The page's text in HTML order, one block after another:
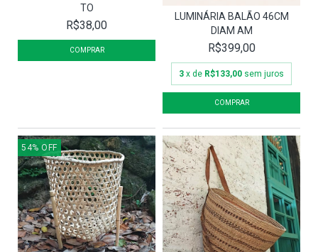
TO
R$38,00
LUMINÁRIA BALÃO 46CM
DIAM AM
R$399,00
3 x de R$133,00 sem juros
54% OFF